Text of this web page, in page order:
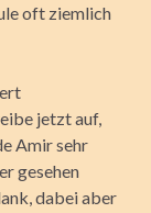
oft ziemlich
jetzt auf,
Amir sehr
gesehen
dabei aber